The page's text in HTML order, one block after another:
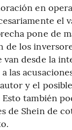
en
el
pone de
de los
van desde la
las
y el
Esto también
de Shein de